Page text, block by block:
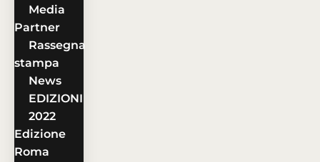
Media
Partner
Rassegna
stampa
News
EDIZIONI
2022
Edizione
Roma